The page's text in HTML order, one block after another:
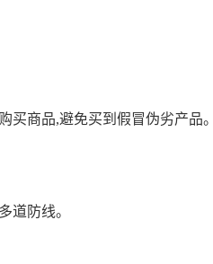
买商品,避免买到假冒伪劣产品。
道防线。